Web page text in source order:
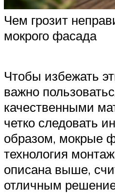
Чем грозит
мокрого фасада
Чтобы избежать
важно
качественными
четко следовать
образом, мокрые
технология
описана выше,
отличным